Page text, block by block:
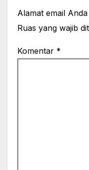
Alamat email
Ruas yang wajib
Komentar *